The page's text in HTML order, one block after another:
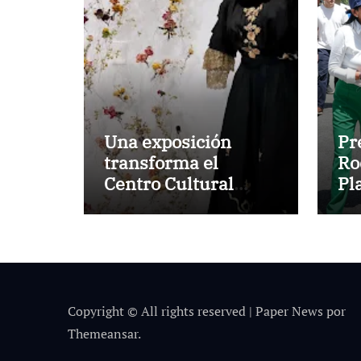
Una exposición
transforma el
Centro Cultural
MATTA en un
Copyright © All rights reserved | Paper News por
Themeansar.